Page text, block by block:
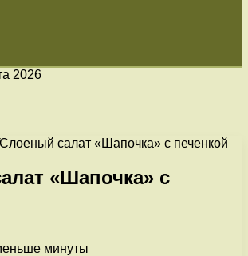
2026
Слоеный салат «Шапочка» с печенкой
«Шапочка» с
минуты